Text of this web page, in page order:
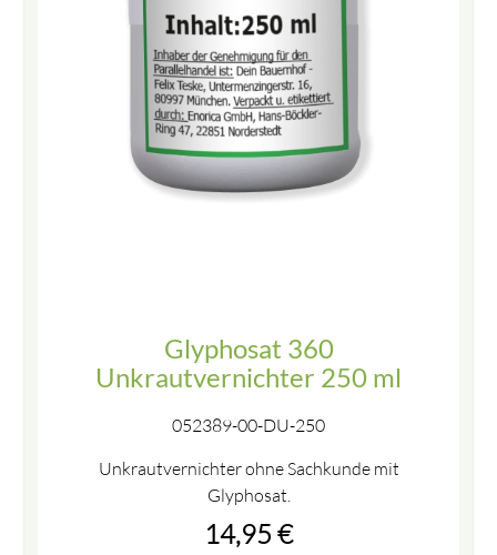
Glyphosat 360
Unkrautvernichter 250 ml
052389-00-DU-250
Unkrautvernichter ohne Sachkunde mit
Glyphosat.
14,95 €